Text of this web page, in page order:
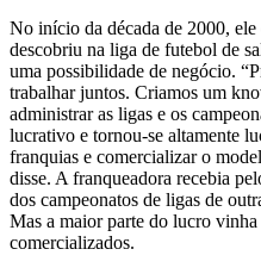
No início da década de 2000,
descobriu na liga de futebol de
uma possibilidade de negócio.
trabalhar juntos. Criamos um
administrar as ligas e os
lucrativo e tornou-se altamente
franquias e comercializar o
disse. A franqueadora recebia
dos campeonatos de ligas de
Mas a maior parte do lucro
comercializados.